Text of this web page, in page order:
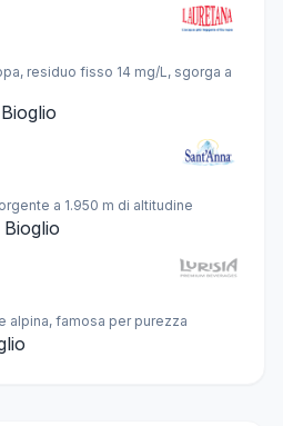
residuo fisso 14 mg/L, sgorga a
a 1.950 m di altitudine
alpina, famosa per purezza